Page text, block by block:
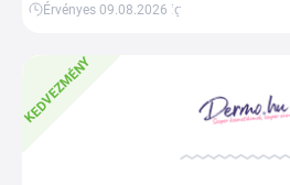
Kupon
Érvényes 09.08.2026-ig
KEDVEZMÉNY